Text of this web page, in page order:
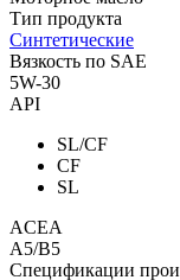
Тип продукта
Синтетические
Вязкость по SAE
5W-30
API
SL/CF
CF
SL
ACEA
A5/B5
Спецификации